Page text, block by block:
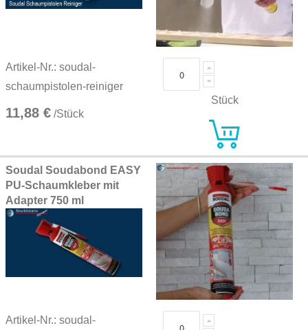
Artikel-Nr.: soudal-
schaumpistolen-reiniger
11,88 € /Stück
Stück
Soudal Soudabond EASY
PU-Schaumkleber mit
Adapter 750 ml
Artikel-Nr.: soudal-